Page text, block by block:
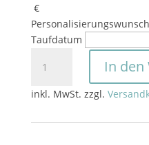
€
Personalisierungswunsch
Taufdatum
Fingerabdruck
Lebensbaum
In
inkl. MwSt. zzgl.